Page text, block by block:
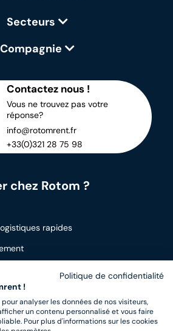
Secteurs
Compagnie
Contactez nous !
Vous ne trouvez pas votre
réponse?
info@rotomrent.fr
+33(0)321 28 75 98
chez Rotom ?
rapides
qualité
Politique de confidentialité
!
analyser les données de nos visiteurs,
un contenu personnalisé et vous faire
Pour plus d'informations sur les cookies